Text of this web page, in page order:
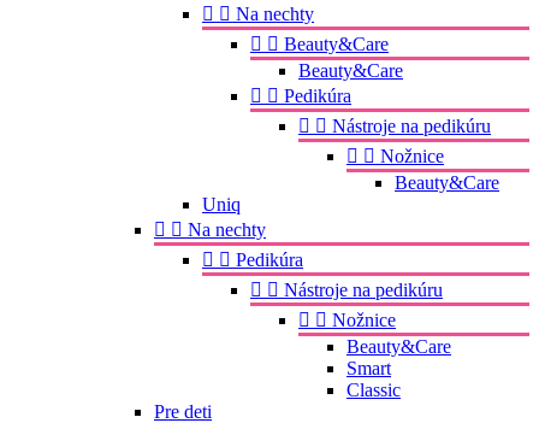
  Na nechty
  Beauty&Care
Beauty&Care
  Pedikúra
  Nástroje na pedikúru
  Nožnice
Beauty&Care
Uniq
  Na nechty
  Pedikúra
  Nástroje na pedikúru
  Nožnice
Beauty&Care
Smart
Classic
Pre deti